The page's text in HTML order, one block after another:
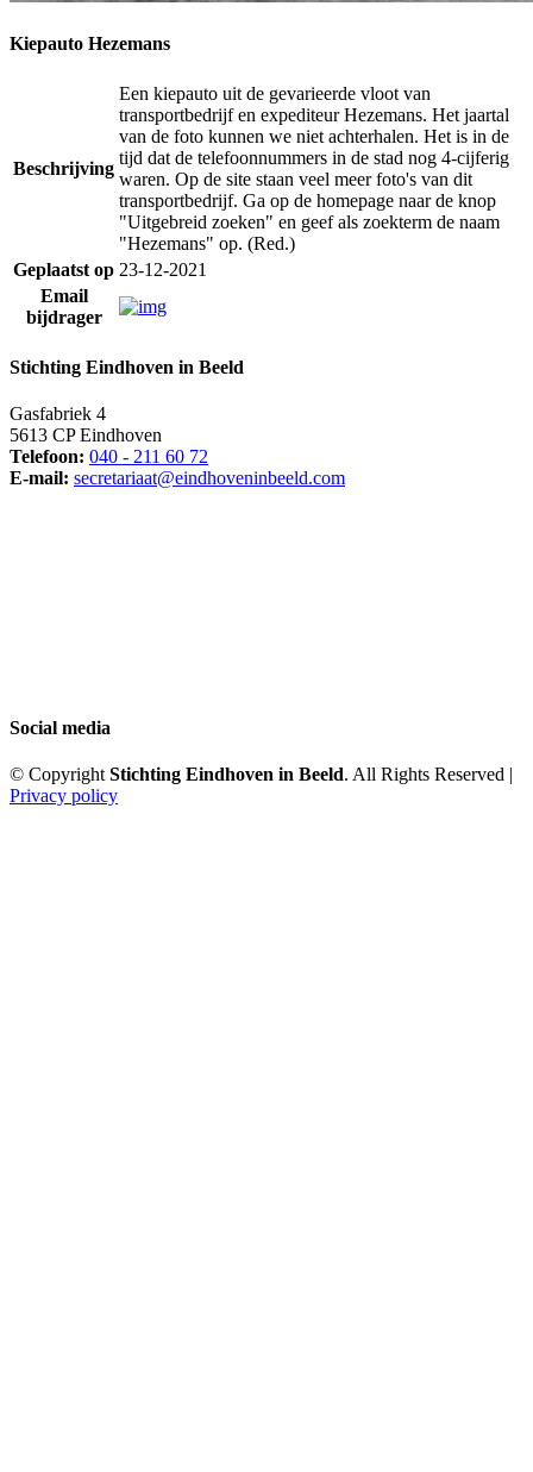
Kiepauto Hezemans
Beschrijving
Een kiepauto uit de gevarieerde vloot van
transportbedrijf en expediteur Hezemans. Het jaartal
van de foto kunnen we niet achterhalen. Het is in de
tijd dat de telefoonnummers in de stad nog 4-cijferig
waren. Op de site staan veel meer foto's van dit
transportbedrijf. Ga op de homepage naar de knop
"Uitgebreid zoeken" en geef als zoekterm de naam
"Hezemans" op. (Red.)
Geplaatst op 23-12-2021
Email
bijdrager
Stichting Eindhoven in Beeld
Gasfabriek 4
5613 CP Eindhoven
Telefoon: 040 - 211 60 72
E-mail: secretariaat@eindhoveninbeeld.com
Social media
© Copyright Stichting Eindhoven in Beeld. All Rights Reserved |
Privacy policy